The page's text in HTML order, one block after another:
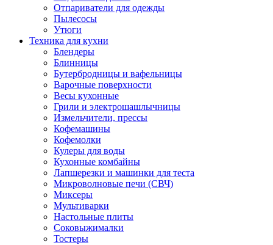
Отпариватели для одежды
Пылесосы
Утюги
Техника для кухни
Блендеры
Блинницы
Бутербродницы и вафельницы
Варочные поверхности
Весы кухонные
Грили и электрошашлычницы
Измельчители, прессы
Кофемашины
Кофемолки
Кулеры для воды
Кухонные комбайны
Лапшерезки и машинки для теста
Микроволновые печи (СВЧ)
Миксеры
Мультиварки
Настольные плиты
Соковыжималки
Тостеры